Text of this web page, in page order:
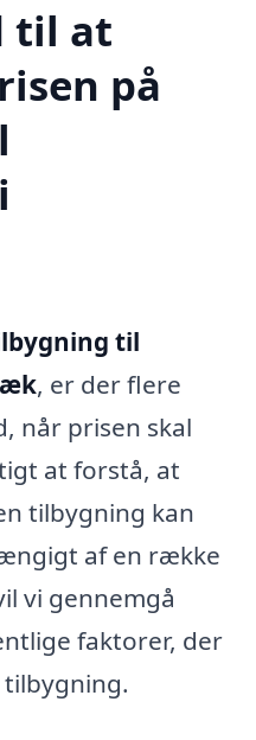
til at
på
til
, er der flere
når prisen skal
at forstå, at
tilbygning kan
af en række
vi gennemgå
faktorer, der